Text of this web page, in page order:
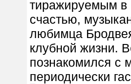
тиражируемым
счастью,
любимца
клубной жизни.
познакомился с
периодически